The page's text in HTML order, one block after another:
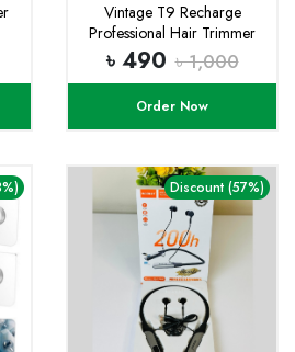
Vintage T9 Recharge
Professional Hair Trimmer
metal body with type C fast
charging port
৳ 490 ৳ 1,000
Order Now
Discount (57%)